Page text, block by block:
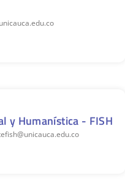
y Humanística - FISH